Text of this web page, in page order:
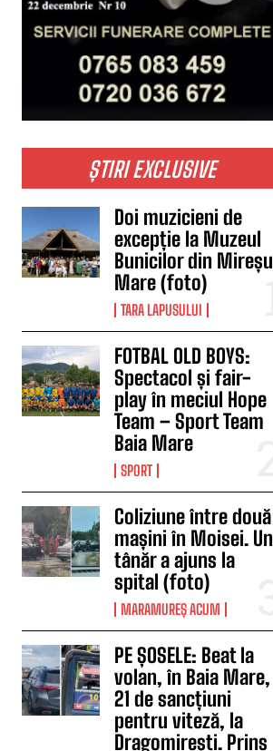
ȘTIRI EXCLUSIVE
Doi muzicieni de
excepție la Muzeul
Bunicilor din Mireșu
Mare (foto)
TARA LAPUSULUI
FOTBAL OLD BOYS:
Spectacol și fair-
play în meciul Hope
Team – Sport Team
Baia Mare
SPORT
Coliziune între două
mașini în Moisei. Un
tânăr a ajuns la
spital (foto)
MARAMUREȘ ACUM
PE ȘOSELE: Beat la
volan, în Baia Mare,
21 de sancțiuni
pentru viteză, la
Dragomirești. Prins